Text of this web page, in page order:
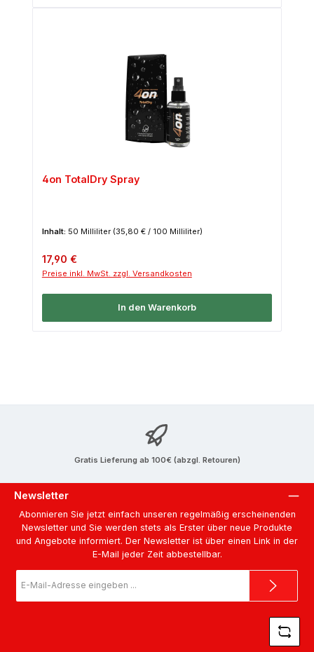
4on TotalDry Spray
Inhalt: 50 Milliliter (35,80 € / 100 Milliliter)
Regulärer Preis:
17,90 €
Preise inkl. MwSt. zzgl. Versandkosten
In den Warenkorb
Gratis Lieferung ab 100€ (abzgl. Retouren)
Newsletter
Abonnieren Sie jetzt einfach unseren regelmäßig erscheinenden
Newsletter und Sie werden stets als Erster über neue Produkte
und Angebote informiert. Der Newsletter ist über einen Link in der
E-Mail jeder Zeit abbestellbar.
Mail-